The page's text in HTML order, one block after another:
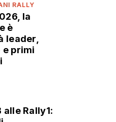
RALLY
la
è
leader,
e primi
alle Rally1: